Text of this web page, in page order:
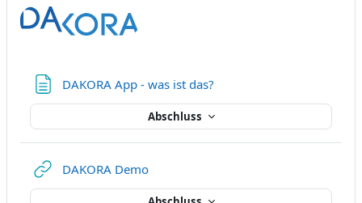
DAKORA App - was ist das?
Abschluss
DAKORA DemoLink/URL